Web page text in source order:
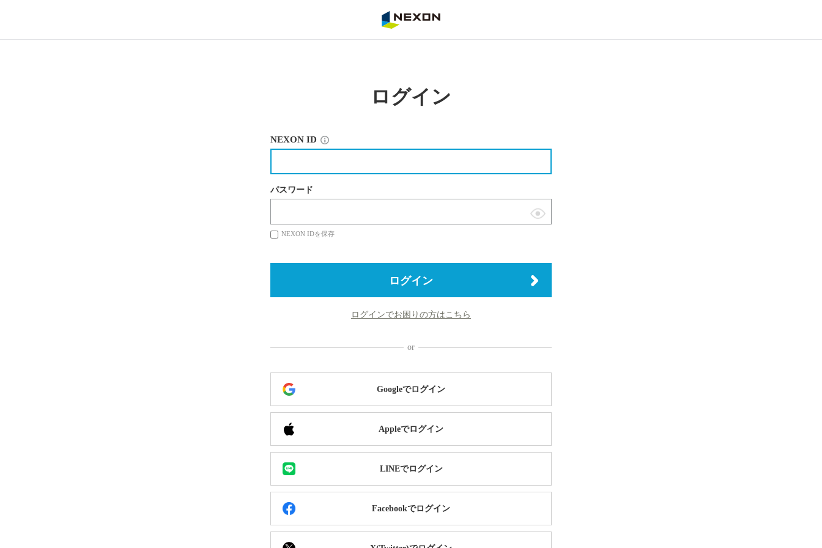
ログイン
NEXON ID
パスワード
表
替
NEXON IDを保存
ログイン
ログインでお困りの方はこちら
Googleでログイン
Appleでログイン
LINEでログイン
Facebookでログイン